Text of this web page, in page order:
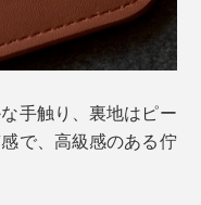
テーブルやカフェテ
の傾斜。
手触り、裏地はピー
で、高級感のある佇